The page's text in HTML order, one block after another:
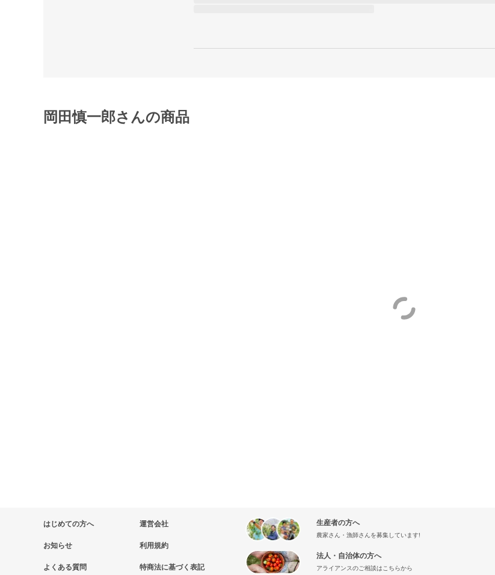
岡田慎一郎さんの商品
はじめての方へ
お知らせ
よくある質問
運営会社
利用規約
特商法に基づく表記
生産者の方へ
農家さん・漁師さんを募集しています!
法人・自治体の方へ
アライアンスのご相談はこちらから